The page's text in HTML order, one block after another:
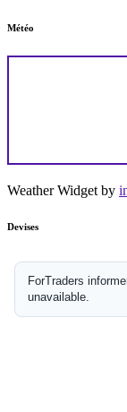
Météo
Weather Widget by
Devises